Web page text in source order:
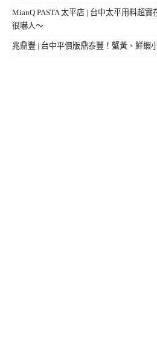
MianQ PASTA 太平店 | 台中太平用料超
很嚇人～
兆鼎豐 | 台中平價版鼎泰豐！蟹黃、鮮蝦